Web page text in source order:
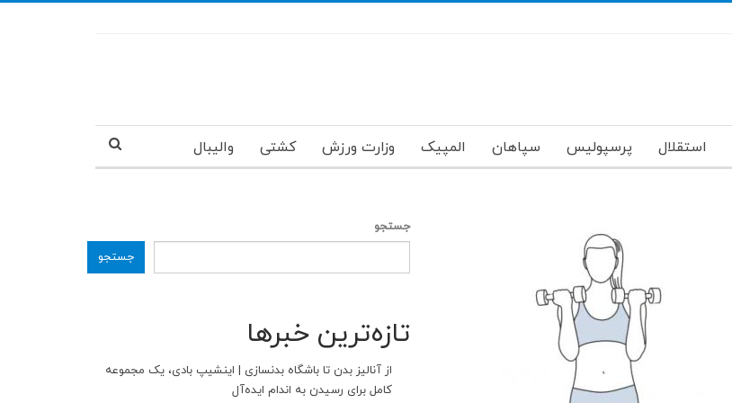
استقلال پرسپولیس سپاهان المپیک وزارت ورزش کشتی والیبال
جستجو
جستجو
تازه‌ترین خبرها
از آنالیز بدن تا باشگاه بدنسازی | اینشیپ بادی، یک مجموعه
کامل برای رسیدن به اندام ایده‌آل